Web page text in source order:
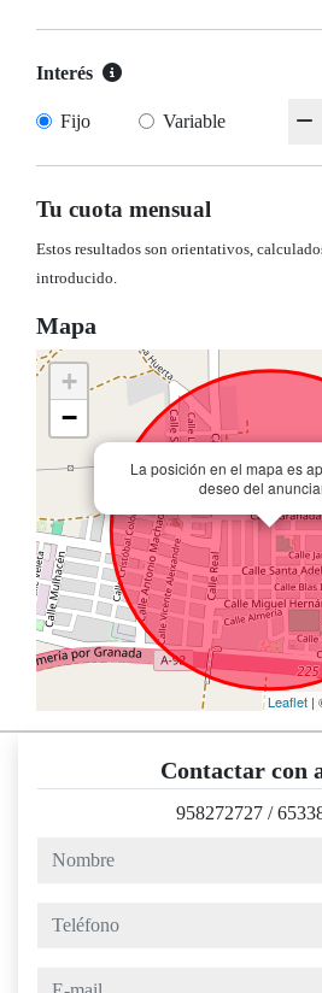
Interés
Fijo Variable
Tu cuota mensual
Estos resultados son orientativos,
introducido.
Mapa
La posición en el mapa es
deseo del
+
−
Leaflet |
Contactar con
958272727 /
nombre
teléfono
e-mail